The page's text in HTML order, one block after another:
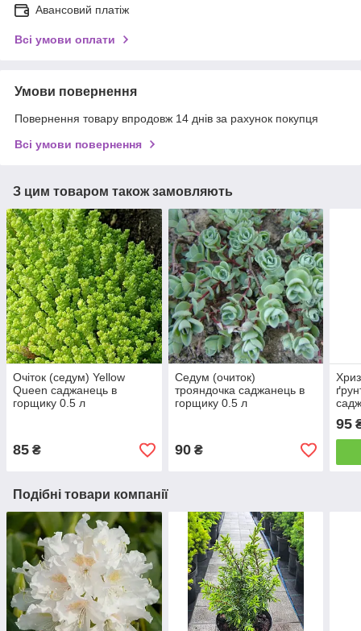
Авансовий платіж
Всі умови оплати
Умови повернення
Повернення товару впродовж 14 днів за рахунок покупця
Всі умови повернення
З цим товаром також замовляють
Очіток (седум) Yellow
Queen саджанець в
горщику 0.5 л
85 ₴
Седум (очиток)
трояндочка саджанець в
горщику 0.5 л
90₴
95
Подібні товари компанії